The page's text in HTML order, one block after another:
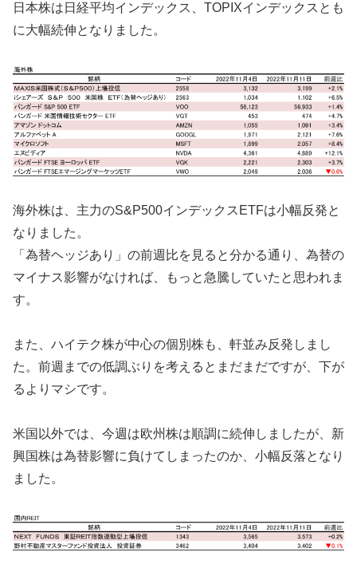
日本株は日経平均インデックス、TOPIXインデックスとも
に大幅続伸となりました。
海外株は、主力のS&P500インデックスETFは小幅反発と
なりました。
「為替ヘッジあり」の前週比を見ると分かる通り、為替の
マイナス影響がなければ、もっと急騰していたと思われま
す。
また、ハイテク株が中心の個別株も、軒並み反発しまし
た。前週までの低調ぶりを考えるとまだまだですが、下が
るよりマシです。
米国以外では、今週は欧州株は順調に続伸しましたが、新
興国株は為替影響に負けてしまったのか、小幅反落となり
ました。